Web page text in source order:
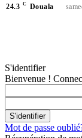
24.3 C Douala
S'identifier
Bienvenue !
Mot de passe